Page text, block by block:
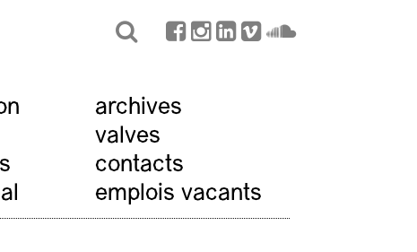
archives
valves
contacts
emplois vacants